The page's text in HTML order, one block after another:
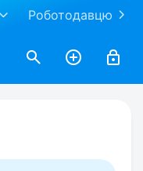
Роботодавцю